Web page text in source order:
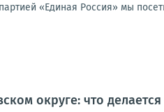
«Единая Россия» мы
округе: что